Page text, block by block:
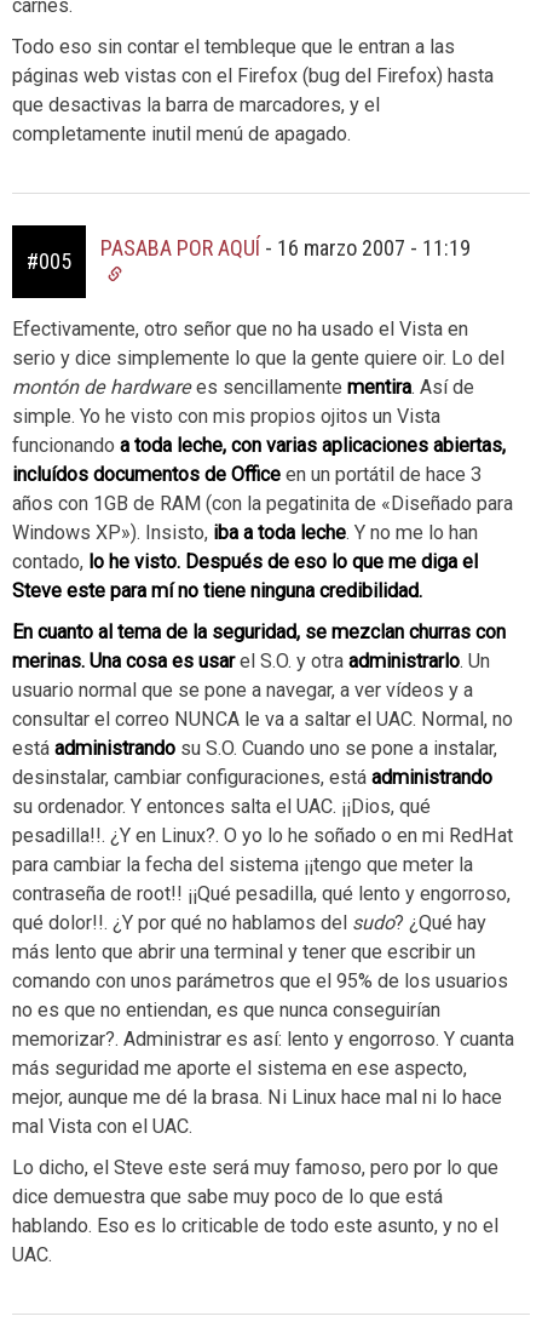
carnes.
Todo eso sin contar el tembleque que le entran a las
páginas web vistas con el Firefox (bug del Firefox) hasta
que desactivas la barra de marcadores, y el
completamente inutil menú de apagado.
#005
PASABA POR AQUÍ - 16 marzo 2007 - 11:19
Efectivamente, otro señor que no ha usado el Vista en
serio y dice simplemente lo que la gente quiere oir. Lo del
montón de hardwarees sencillamente mentira. Así de
simple. Yo he visto con mis propios ojitos un Vista
funcionando a toda leche, con varias aplicaciones abiertas,
incluídos documentos de Office en un portátil de hace 3
años con 1GB de RAM (con la pegatinita de «Diseñado para
Windows XP»). Insisto, iba a toda leche. Y no me lo han
contado, lo he visto. Después de eso lo que me diga el
Steve este para mí no tiene ninguna credibilidad.
En cuanto al tema de la seguridad, se mezclan churras con
merinas. Una cosa es usarel S.O. y otra administrarlo. Un
usuario normal que se pone a navegar, a ver vídeos y a
consultar el correo NUNCA le va a saltar el UAC. Normal, no
está administrando su S.O. Cuando uno se pone a instalar,
desinstalar, cambiar configuraciones, está administrando
su ordenador. Y entonces salta el UAC. ¡¡Dios, qué
pesadilla!!. ¿Y en Linux?. O yo lo he soñado o en mi RedHat
para cambiar la fecha del sistema ¡¡tengo que meter la
contraseña de root!! ¡¡Qué pesadilla, qué lento y engorroso,
qué dolor!!. ¿Y por qué no hablamos del sudo? ¿Qué hay
más lento que abrir una terminal y tener que escribir un
comando con unos parámetros que el 95% de los usuarios
no es que no entiendan, es que nunca conseguirían
memorizar?. Administrar es así: lento y engorroso. Y cuanta
más seguridad me aporte el sistema en ese aspecto,
mejor, aunque me dé la brasa. Ni Linux hace mal ni lo hace
mal Vista con el UAC.
Lo dicho, el Steve este será muy famoso, pero por lo que
dice demuestra que sabe muy poco de lo que está
hablando. Eso es lo criticable de todo este asunto, y no el
UAC.